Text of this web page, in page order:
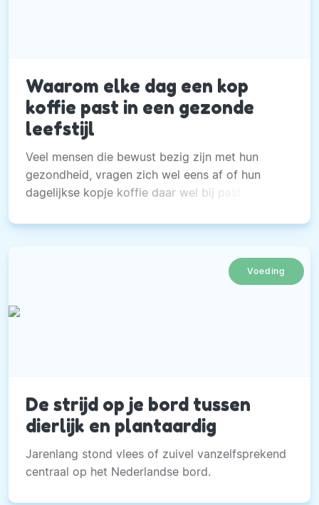
Waarom elke dag een kop
koffie past in een gezonde
leefstijl
Veel mensen die bewust bezig zijn met hun
gezondheid, vragen zich wel eens af of hun
dagelijkse kopje koffie daar wel bij past.
Voeding
De strijd op je bord tussen
dierlijk en plantaardig
Jarenlang stond vlees of zuivel vanzelfsprekend
centraal op het Nederlandse bord.